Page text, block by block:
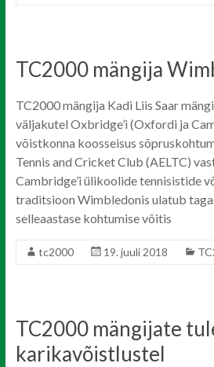
TC2000 mängija
TC2000 mängija Kadi Liis Saar
väljakutel Oxbridge’i (Oxfordi ja
võistkonna koosseisus
Tennis and Cricket Club (AELTC)
Cambridge’i ülikoolide tennisistide
traditsioon Wimbledonis ulatub
selleaastase kohtumise võitis
tc2000 19. juuli 2018
TC2000 mängijate
karikavõistlustel